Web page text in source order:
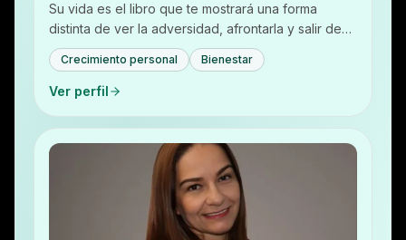
Su vida es el libro que te mostrará una forma
distinta de ver la adversidad, afrontarla y salir de
ella. Obtendrás herramientas que hacen parte de
su…
Crecimiento personal Bienestar
Ver perfil